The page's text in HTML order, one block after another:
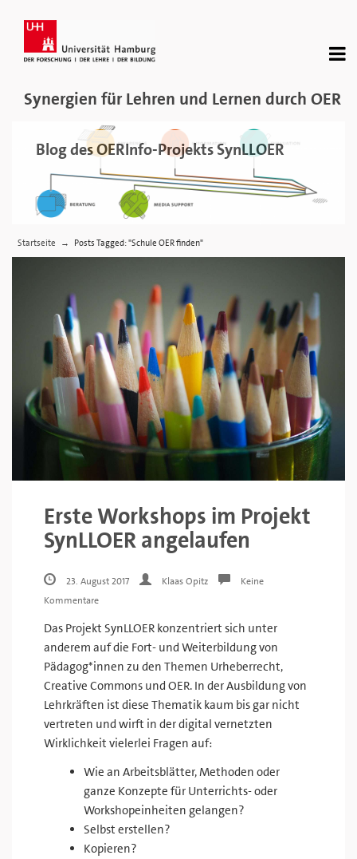
Synergien für Lehren und Lernen durch OER
Blog des OERInfo-Projekts SynLLOER
Startseite → Posts Tagged: "Schule OER finden"
Erste Workshops im Projekt
SynLLOER angelaufen
23. August 2017 Klaas Opitz
Keine
Kommentare
Das Projekt SynLLOER konzentriert sich unter
anderem auf die Fort- und Weiterbildung von
Pädagog*innen zu den Themen Urheberrecht,
Creative Commons und OER. In der Ausbildung von
Lehrkräften ist diese Thematik kaum bis gar nicht
vertreten und wirft in der digital vernetzten
Wirklichkeit vielerlei Fragen auf:
Wie an Arbeitsblätter, Methoden oder
ganze Konzepte für Unterrichts- oder
Workshopeinheiten gelangen?
Selbst erstellen?
Kopieren?